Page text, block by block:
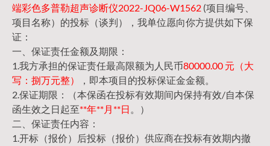
端彩色多普勒超声诊断仪2022-JQ06-W1562 (项目编号、
项目名称）的投标（谈判），我单位愿向你方提供如下保
证：
一、保证责任金额及期限：
1.我方承担的保证责任最高限额为人民币80000.00 元（大
写：捌万元整）
，即本项目的投标保证金金额。
2.保证期限：（本保函在投标有效期间内保持有效/自本保
函生效之日起至**年**月**日 。）
二、保证责任内容：
1.开标（报价）后投标（报价）供应商在投标有效期内撤